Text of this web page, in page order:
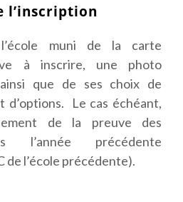
l’inscription
l’école muni de la carte
à inscrire, une photo
que de ses choix de
d’options. Le cas échéant,
de la preuve des
l’année précédente
de l’école précédente).